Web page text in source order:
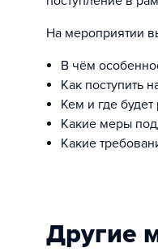
На мероприятии
В чём
Как поступить
Кем и где
Какие меры
Какие
Другие